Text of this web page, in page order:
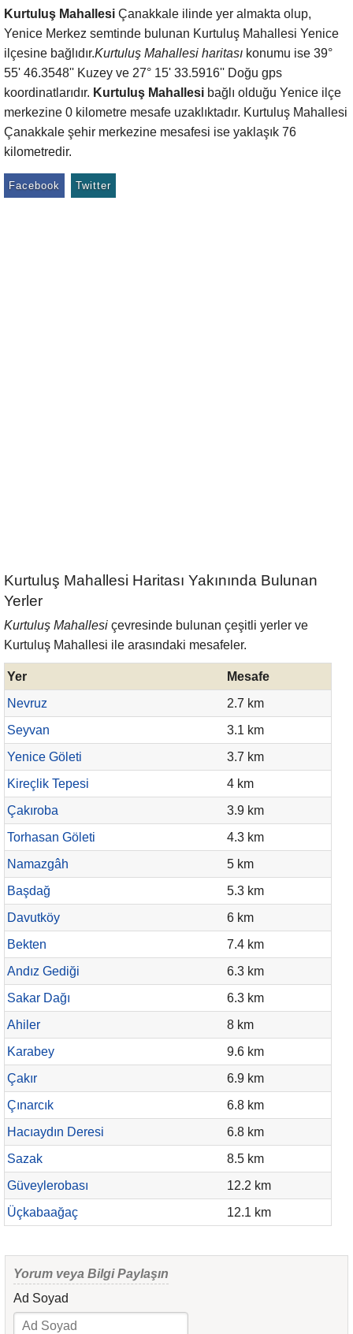
Kurtuluş Mahallesi Çanakkale ilinde yer almakta olup,
Yenice Merkez semtinde bulunan Kurtuluş Mahallesi Yenice
ilçesine bağlıdır.Kurtuluş Mahallesi haritası konumu ise 39°
55' 46.3548'' Kuzey ve 27° 15' 33.5916'' Doğu gps
koordinatlarıdır. Kurtuluş Mahallesi bağlı olduğu Yenice ilçe
merkezine 0 kilometre mesafe uzaklıktadır. Kurtuluş Mahallesi
Çanakkale şehir merkezine mesafesi ise yaklaşık 76
kilometredir.
Facebook Twitter
Kurtuluş Mahallesi Haritası Yakınında Bulunan
Yerler
Kurtuluş Mahallesi çevresinde bulunan çeşitli yerler ve
Kurtuluş Mahallesi ile arasındaki mesafeler.
Yer
Mesafe
Nevruz
2.7 km
Seyvan
3.1 km
Yenice Göleti
3.7 km
Kireçlik Tepesi
4 km
Çakıroba
3.9 km
Torhasan Göleti
4.3 km
Namazgâh
5 km
Başdağ
5.3 km
Davutköy
6 km
Bekten
7.4 km
Andız Gediği
6.3 km
Sakar Dağı
6.3 km
Ahiler
8 km
Karabey
9.6 km
Çakır
6.9 km
Çınarcık
6.8 km
Hacıaydın Deresi
6.8 km
Sazak
8.5 km
Güveylerobası
12.2 km
Üçkabaağaç
12.1 km
Yorum veya Bilgi Paylaşın
Ad Soyad